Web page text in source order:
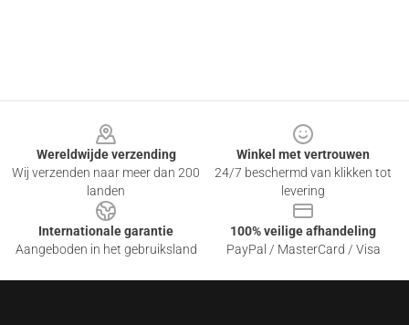
Wereldwijde verzending
Wij verzenden naar meer dan 200
landen
Winkel met vertrouwen
24/7 beschermd van klikken tot
levering
Internationale garantie
Aangeboden in het gebruiksland
100% veilige afhandeling
PayPal / MasterCard / Visa